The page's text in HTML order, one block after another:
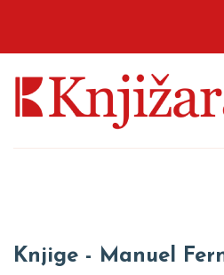
Knjige - Manuel